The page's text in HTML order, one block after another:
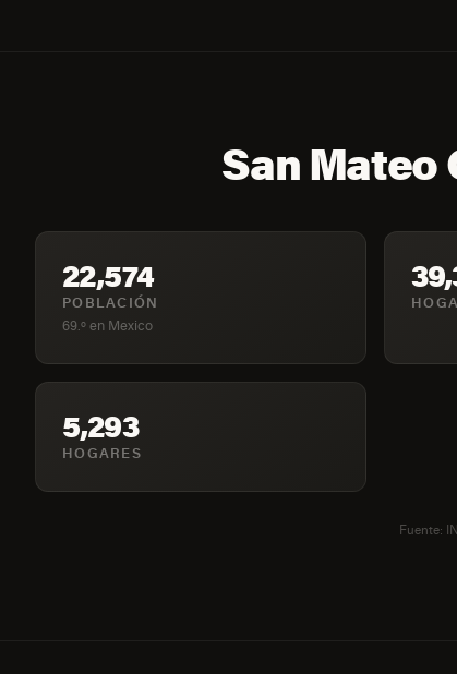
San Mateo
22,574
POBLACIÓN
69.º en Mexico
5,293
HOGARES
Fuente: